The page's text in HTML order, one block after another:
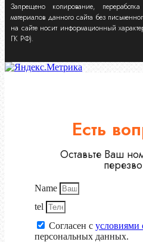
Запрещено копирование,
материалов данного сайта без
на сайте носит информационный
ГК РФ).
Есть
Оставьте Ваш
Name
tel
Согласен с условиями
персональных данных.